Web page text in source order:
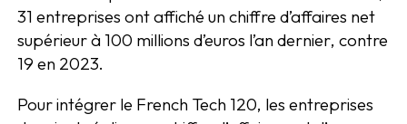
31 entreprises ont affiché un chiffre d’affaires net
supérieur à 100 millions d’euros l’an dernier, contre
19 en 2023.
Pour intégrer le French Tech 120, les entreprises